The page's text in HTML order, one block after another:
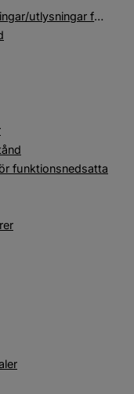
Aktuella ansökningar/utlysningar för laddinfrastruktur
funktionsnedsatta